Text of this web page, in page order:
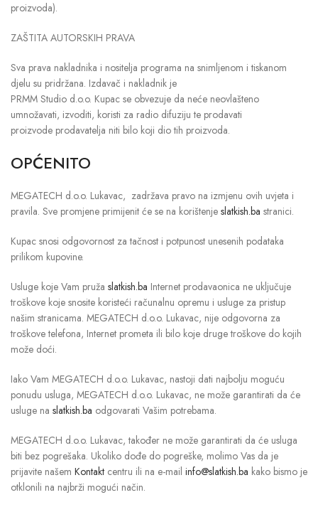
proizvoda).
ZAŠTITA AUTORSKIH PRAVA
Sva prava nakladnika i nositelja programa na snimljenom i tiskanom
djelu su pridržana. Izdavač i nakladnik je
PRMM Studio d.o.o. Kupac se obvezuje da neće neovlašteno
umnožavati, izvoditi, koristi za radio difuziju te prodavati
proizvode prodavatelja niti bilo koji dio tih proizvoda.
OPĆENITO
MEGATECH d.o.o. Lukavac, zadržava pravo na izmjenu ovih uvjeta i
pravila. Sve promjene primijenit će se na korištenje slatkish.ba stranici.
Kupac snosi odgovornost za tačnost i potpunost unesenih podataka
prilikom kupovine.
Usluge koje Vam pruža slatkish.ba Internet prodavaonica ne uključuje
troškove koje snosite koristeći računalnu opremu i usluge za pristup
našim stranicama. MEGATECH d.o.o. Lukavac, nije odgovorna za
troškove telefona, Internet prometa ili bilo koje druge troškove do kojih
može doći.
Iako Vam MEGATECH d.o.o. Lukavac, nastoji dati najbolju moguću
ponudu usluga, MEGATECH d.o.o. Lukavac, ne može garantirati da će
usluge na slatkish.ba odgovarati Vašim potrebama.
MEGATECH d.o.o. Lukavac, također ne može garantirati da će usluga
biti bez pogrešaka. Ukoliko dođe do pogreške, molimo Vas da je
prijavite našem Kontakt centru ili na e-mail info@slatkish.ba kako bismo je
otklonili na najbrži mogući način.